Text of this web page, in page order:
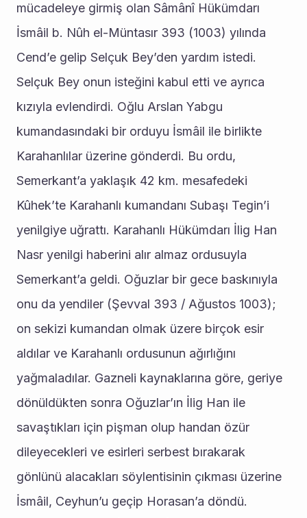
mücadeleye girmiş olan Sâmânî Hükümdarı
İsmâil b. Nûh el-Müntasır 393 (1003) yılında
Cend’e gelip Selçuk Bey’den yardım istedi.
Selçuk Bey onun isteğini kabul etti ve ayrıca
kızıyla evlendirdi. Oğlu Arslan Yabgu
kumandasındaki bir orduyu İsmâil ile birlikte
Karahanlılar üzerine gönderdi. Bu ordu,
Semerkant’a yaklaşık 42 km. mesafedeki
Kûhek’te Karahanlı kumandanı Subaşı Tegin’i
yenilgiye uğrattı. Karahanlı Hükümdarı İlig Han
Nasr yenilgi haberini alır almaz ordusuyla
Semerkant’a geldi. Oğuzlar bir gece baskınıyla
onu da yendiler (Şevval 393 / Ağustos 1003);
on sekizi kumandan olmak üzere birçok esir
aldılar ve Karahanlı ordusunun ağırlığını
yağmaladılar. Gazneli kaynaklarına göre, geriye
dönüldükten sonra Oğuzlar’ın İlig Han ile
savaştıkları için pişman olup handan özür
dileyecekleri ve esirleri serbest bırakarak
gönlünü alacakları söylentisinin çıkması üzerine
İsmâil, Ceyhun’u geçip Horasan’a döndü.